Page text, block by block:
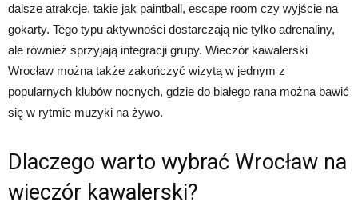
dalsze atrakcje, takie jak paintball, escape room czy wyjście na
gokarty. Tego typu aktywności dostarczają nie tylko adrenaliny,
ale również sprzyjają integracji grupy. Wieczór kawalerski
Wrocław można także zakończyć wizytą w jednym z
popularnych klubów nocnych, gdzie do białego rana można bawić
się w rytmie muzyki na żywo.
Dlaczego warto wybrać Wrocław na
wieczór kawalerski?